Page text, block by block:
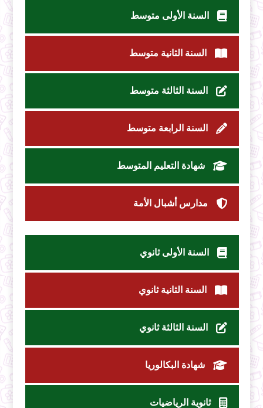
السنة الأولى متوسط
السنة الثانية متوسط
السنة الثالثة متوسط
السنة الرابعة متوسط
شهادة التعليم المتوسط
مدارس أشبال الأمة
السنة الأولى ثانوي
السنة الثانية ثانوي
السنة الثالثة ثانوي
شهادة البكالوريا
ثانوية الرياضيات